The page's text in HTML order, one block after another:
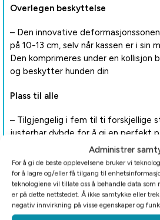
Administrer
For å gi de beste opplevelsene bruker vi
for å lagre og/eller få tilgang til
teknologiene vil tillate oss å behandle data
er på dette nettstedet. Å ikke samtykke eller
negativ innvirkning på visse egenskaper og
Overlegen beskyttelse
– Den innovative
på 10-13 cm, selv når kassen er i sin
Den komprimeres under en kollisjon
og beskytter hunden din
Plass til alle
– Tilgjengelig i fem til ti forskjellige
justerbar dybde for å gi en perfekt
Gassdempet dør som åpnes mykt
– Dørens gassdempingsmekanisme
og lukking, noe som forbedrer dine